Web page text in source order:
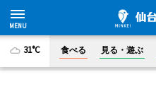
31°C 食べる 見る・遊ぶ